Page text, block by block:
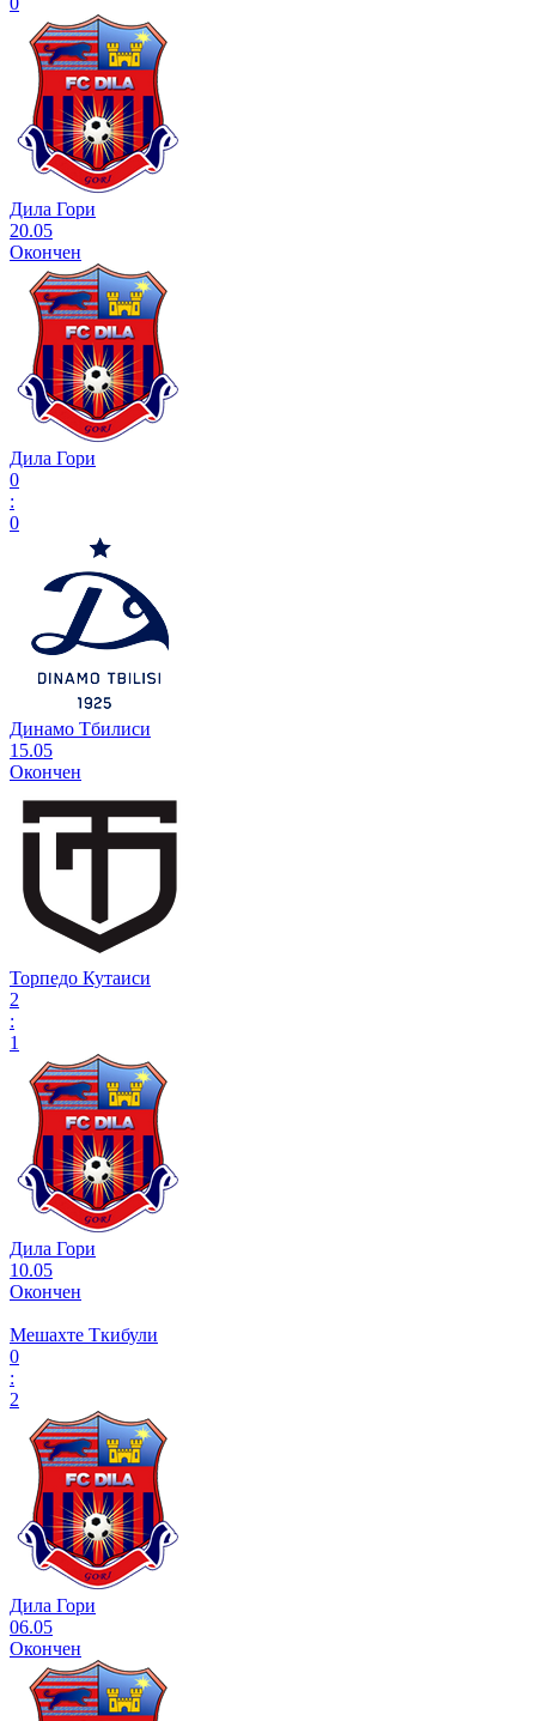
Дила Гори
20.05
Окончен
Дила Гори
0
:
0
Динамо Тбилиси
15.05
Окончен
Торпедо Кутаиси
2
:
1
Дила Гори
10.05
Окончен
Мешахте Ткибули
0
:
2
Дила Гори
06.05
Окончен